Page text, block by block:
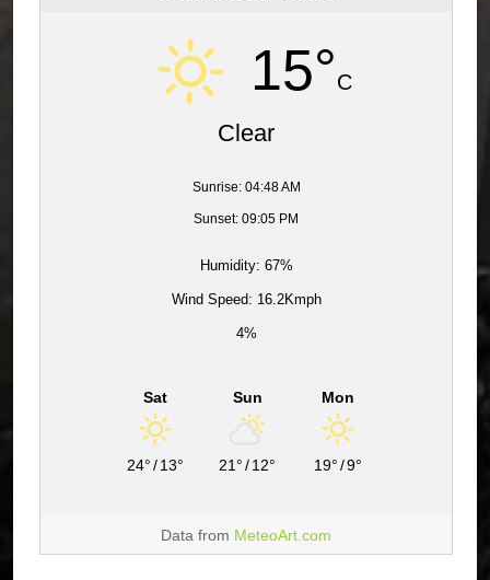
15°C
Clear
Sunrise: 04:48 AM
Sunset: 09:05 PM
Humidity: 67%
Wind Speed: 16.2Kmph
4%
Sat
24°/13°
Sun
21°/12°
Mon
19°/9°
Data from MeteoArt.com